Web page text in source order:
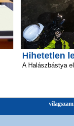
Hihetetlen
A Halászbástya